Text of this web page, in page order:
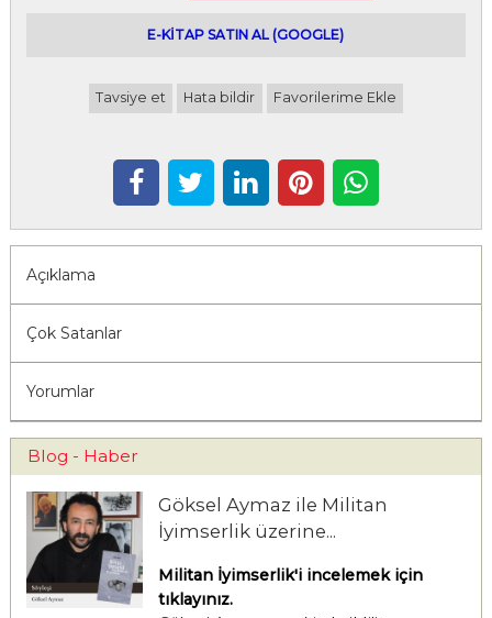
E-KİTAP SATIN AL (GOOGLE)
Tavsiye et Hata bildir Favorilerime Ekle
Açıklama
Çok Satanlar
Yorumlar
Blog - Haber
Göksel Aymaz ile Militan
İyimserlik üzerine...
Militan İyimserlik'i incelemek için
tıklayınız.